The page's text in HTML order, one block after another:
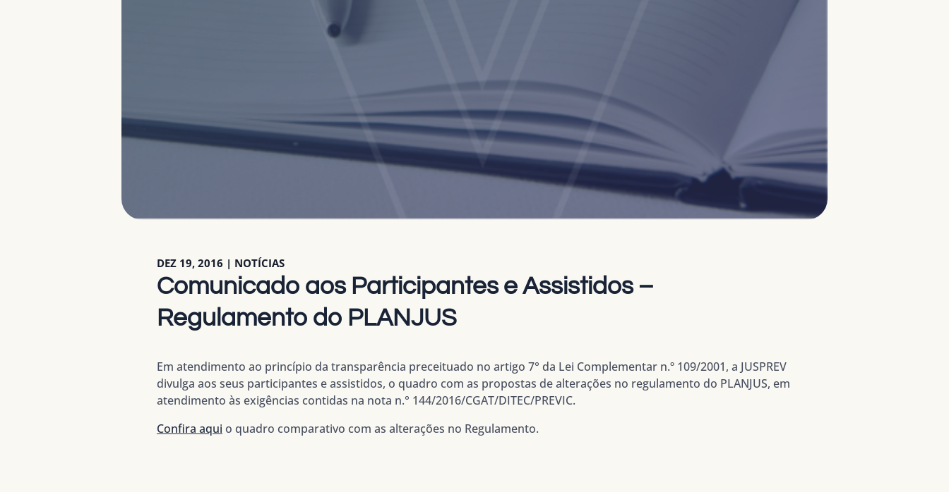
Comunicado aos Participantes e Assistidos –
Regulamento do PLANJUS
DEZ 19, 2016 | NOTÍCIAS
Em atendimento ao princípio da transparência preceituado no artigo 7° da Lei Complementar n.º 109/2001, a JUSPREV
divulga aos seus participantes e assistidos, o quadro com as propostas de alterações no regulamento do PLANJUS, em
atendimento às exigências contidas na nota n.° 144/2016/CGAT/DITEC/PREVIC.
Confira aqui o quadro comparativo com as alterações no Regulamento.